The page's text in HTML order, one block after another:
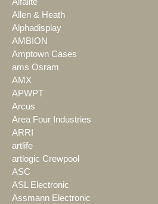
Allen & Heath
Alphadisplay
AMBION
Amptown Cases
ams Osram
AMX
APWPT
Arcus
Area Four Industries
ARRI
artlife
artlogic Crewpool
ASC
ASL Electronic
Assmann Electronic